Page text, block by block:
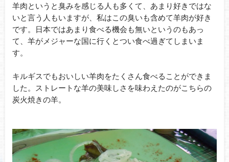
羊肉というと臭みを感じる人も多くて、あまり好きではな
いと言う人もいますが、私はこの臭いも含めて羊肉が好き
です。日本ではあまり食べる機会も無いというのもあっ
て、羊がメジャーな国に行くとつい食べ過ぎてしまいま
す。
キルギスでもおいしい羊肉をたくさん食べることができま
した。ストレートな羊の美味しさを味わえたのがこちらの
炭火焼きの羊。